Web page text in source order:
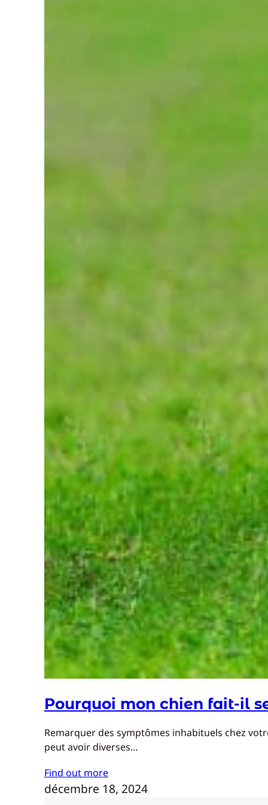
Pourquoi mon chien fait-il
Remarquer des symptômes inhabituels chez
peut avoir diverses…
Find out more
décembre 18, 2024